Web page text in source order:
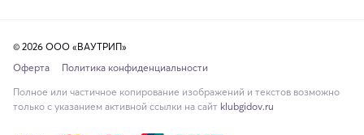
© 2026 ООО «ВАУТРИП»
Оферта
Политика конфиденциальности
Полное или частичное копирование изображений и текстов возможно
только с указанием активной ссылки на сайт klubgidov.ru